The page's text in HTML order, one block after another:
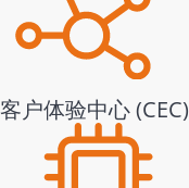
客户体验中心 (CEC)